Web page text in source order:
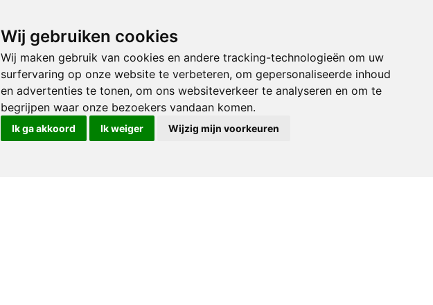
Wij gebruiken cookies
Wij maken gebruik van cookies en andere tracking-technologieën om uw
surfervaring op onze website te verbeteren, om gepersonaliseerde inhoud
en advertenties te tonen, om ons websiteverkeer te analyseren en om te
begrijpen waar onze bezoekers vandaan komen.
Ik ga akkoord Ik weiger Wijzig mijn voorkeuren
6546 BB Nijmegen
(024) 388 66 80
Stuur een e-mail